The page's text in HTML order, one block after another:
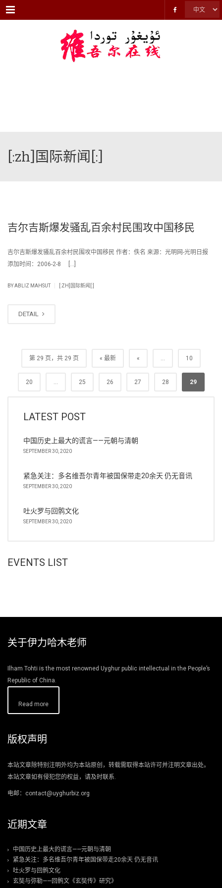
Menu
[:zh]国际新闻[:]
吉尔吉斯爆发骚乱百余村民围攻中国移民
吉尔吉斯爆发骚乱百余村民围攻中国移民 作者：佚名 来源：光明网-光明日报
添加时间：2006-2-8 […]
BYABLIZ MAHSUT [:ZH]国际新闻[:]
DETAIL
第 29 页，共 29 页 « 最新 « ... 10
20 ... 25 26 27 28 29
LATEST POST
中国历史上最大的谎言——元朝与清朝
SEPTEMBER 30, 2020
紧急关注：多名维吾尔青年被国保带走20余天 仍无音讯
SEPTEMBER 30, 2020
吐火罗与回鹘文化
SEPTEMBER 30, 2020
EVENTS LIST
关于伊力哈木老师
Ilham Tohti is the most renowned Uyghur public intellectual in the People’s
Republic of China.
Read more
版权声明
本站文章除特别注明外均为本站原创，转载需取得本站许可并注明文章出处。
本站文章如有侵犯您的权益，请及时联系.
电邮：contact@uyghurbiz.org
近期文章
中国历史上最大的谎言——元朝与清朝
紧急关注：多名维吾尔青年被国保带走20余天 仍无音讯
吐火罗与回鹘文化
玄奘与弥勒——回鹘文《玄奘传》研究》